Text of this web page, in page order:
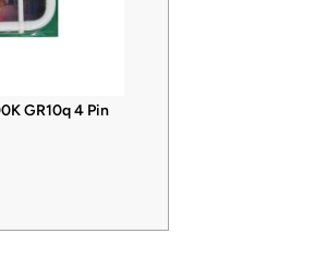
GR10q 4 Pin